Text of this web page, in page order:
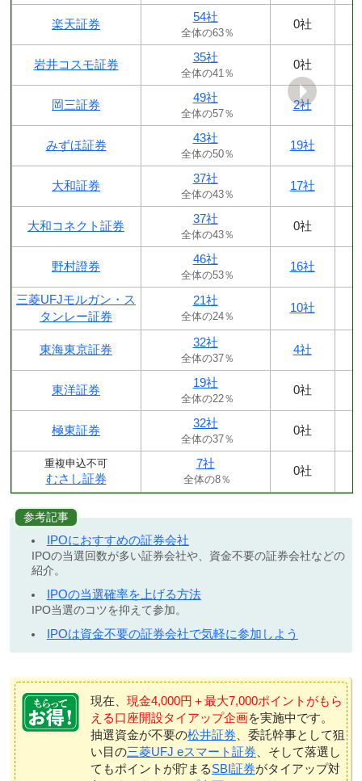
楽天証券
54社
全体の63％
0社
岩井コスモ証券
35社
全体の41％
0社
岡三証券
49社
全体の57％
2社
みずほ証券
43社
全体の50％
19社
大和証券
37社
全体の43％
17社
大和コネクト証券
37社
全体の43％
0社
野村證券
46社
全体の53％
16社
三菱UFJモルガン・ス
タンレー証券
21社
全体の24％
10社
東海東京証券
32社
全体の37％
4社
東洋証券
19社
全体の22％
0社
極東証券
32社
全体の37％
0社
重複申込不可
むさし証券
7社
全体の8％
0社
参考記事
IPOにおすすめの証券会社
IPOの当選回数が多い証券会社や、資金不要の証券会社などの
紹介。
IPOの当選確率を上げる方法
IPO当選のコツを抑えて参加。
IPOは資金不要の証券会社で気軽に参加しよう
現在、 現金4,000円＋最大7,000ポイントがもら
える口座開設タイアップ企画を実施中です。
抽選資金が不要の松井証券 、委託幹事として狙
い目の三菱UFJ eスマート証券 、そして落選し
てもポイントが貯まるSBI証券がタイアップ対